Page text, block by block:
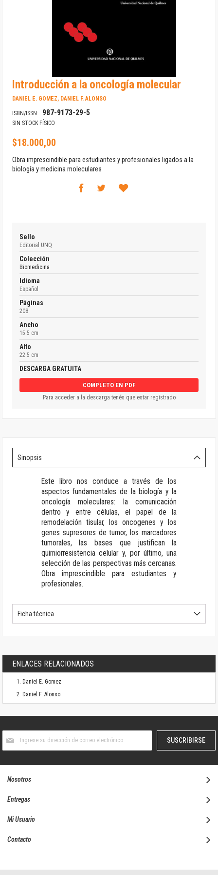
Saltar
al
comienzo
la
galería
Introducción a la oncología molecular
DANIEL E. GOMEZ, DANIEL F. ALONSO
ISBN/ISSN: 987-9173-29-5
SIN STOCK FÍSICO
$18.000,00
Obra imprescindible para estudiantes y profesionales ligados a la
biología y medicina moleculares
Sello
Editorial UNQ
Colección
Biomedicina
Idioma
Español
Páginas
208
Ancho
15.5 cm
Alto
22.5 cm
DESCARGA GRATUITA
COMPLETO EN PDF
Para acceder a la descarga tenés que estar registrado
Sinopsis
Este libro nos conduce a través de los
aspectos fundamentales de la biología y la
oncología moleculares: la comunicación
dentro y entre células, el papel de la
remodelación tisular, los oncogenes y los
genes supresores de tumor, los marcadores
tumorales, las bases que justifican la
quimiorresistencia celular y, por último, una
selección de las perspectivas más cercanas.
Obra imprescindible para estudiantes y
profesionales.
Ficha técnica
ENLACES RELACIONADOS
Daniel E. Gomez
Daniel F. Alonso
boletín
SUSCRIBIRSE
Nosotros
Entregas
Mi Usuario
Contacto